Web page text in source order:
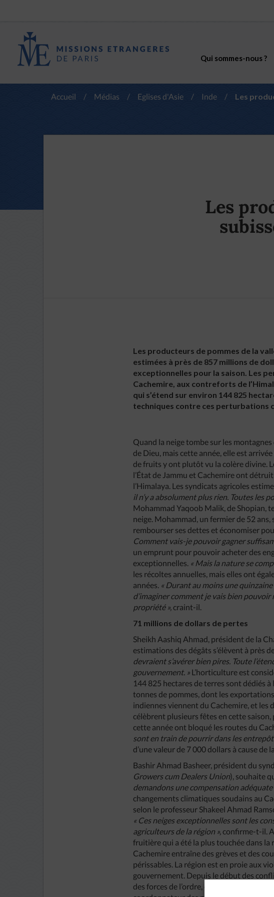
Qui sommes-nous ?
Accueil / Médias / Eglises d'Asie / Inde / Les
Les
Les producteurs de pommes de la
estimées à près de 857 millions de
exceptionnelles pour la saison. Les
Cachemire, aux contreforts de
qui s’étend sur environ 144 825
techniques contre ces perturbations
Quand la neige tombe sur les
de Dieu, mais cette année, elle est
de fruits y ont plutôt vu la colère divine.
l’État de Jammu et Cachemire ont
l’Himalaya. Les syndicats agricoles
il n’y a absolument plus rien. Toutes les
Mohammad Yaqoob Malik, de Shopian,
neige. Mohammad, un fermier de 52
rembourser ses dettes et économiser
Comment vais-je pouvoir gagner
un emprunt pour pouvoir acheter des
exceptionnelles. « Mais la nature se
les récoltes annuelles, mais elles ont
années. « Durant au moins une
d’imaginer comment je vais bien
propriété », craint-il.
71 millions de dollars de pertes
Sheikh Aashiq Ahmad, président de la
estimations des dégâts s’élèvent à près
devraient s’avérer bien pires. Toute
gouvernement. » L’horticulture est
144 825 hectares de terres sont dédiés
tonnes de pommes, dont les
indiennes viennent du Cachemire, et les
célèbrent plusieurs fêtes en cette
cette année ont bloqué les routes du
sont en train de pourrir dans les
d’une valeur de 7 000 dollars à cause de
Bashir Ahmad Basheer, président du
Growers cum Dealers Union), souhaite
demandons une compensation
changements climatiques soudains au
selon le professeur Shakeel Ahmad
« Ces neiges exceptionnelles sont les
agriculteurs de la région », confirme-t-il.
fruitière qui a été la plus touchée dans
Cachemire entraîne des grèves et des
périssables. La région est en proie aux
gouvernement. Depuis le début des
des forces de l’ordre, ont perdu la vie.